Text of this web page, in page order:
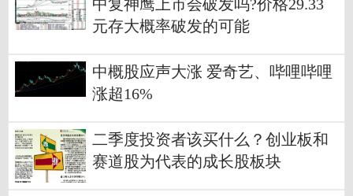
中复神鹰上市会破发吗?价格29.33
元存大概率破发的可能
中概股应声大涨 爱奇艺、哔哩哔哩
涨超16%
二季度投资者该买什么？创业板和
赛道股为代表的成长股板块